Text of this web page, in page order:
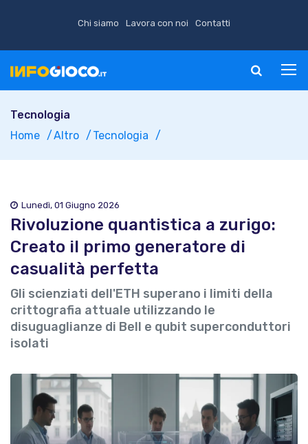
Chi siamo Lavora con noi Contatti
Tecnologia
Home
Altro Tecnologia
Lunedì, 01 Giugno 2026
Rivoluzione quantistica a zurigo:
Creato il primo generatore di
casualità perfetta
Gli scienziati dell'ETH superano i limiti della
crittografia attuale utilizzando le
disuguaglianze di Bell e qubit superconduttori
isolati